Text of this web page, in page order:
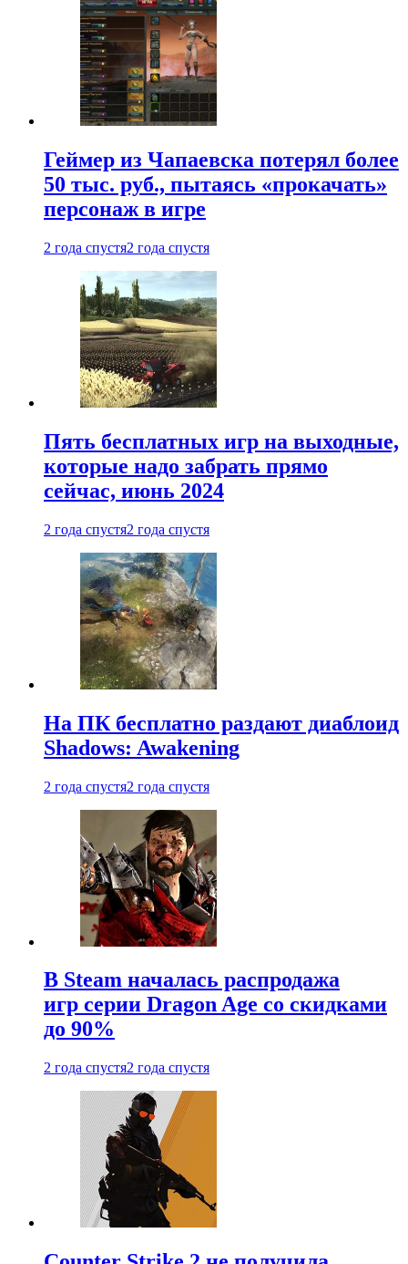
Геймер из Чапаевска потерял более
50 тыс. руб., пытаясь «прокачать»
персонаж в игре
2 года спустя2 года спустя
Пять бесплатных игр на выходные,
которые надо забрать прямо
сейчас, июнь 2024
2 года спустя2 года спустя
На ПК бесплатно раздают диаблоид
Shadows: Awakening
2 года спустя2 года спустя
В Steam началась распродажа
игр серии Dragon Age со скидками
до 90%
2 года спустя2 года спустя